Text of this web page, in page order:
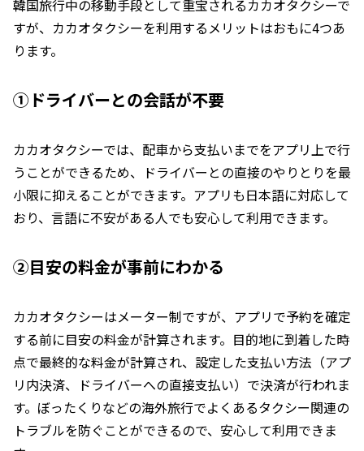
韓国旅行中の移動手段として重宝されるカカオタクシーで
すが、カカオタクシーを利用するメリットはおもに4つあ
ります。
①ドライバーとの会話が不要
カカオタクシーでは、配車から支払いまでをアプリ上で行
うことができるため、ドライバーとの直接のやりとりを最
小限に抑えることができます。アプリも日本語に対応して
おり、言語に不安がある人でも安心して利用できます。
②目安の料金が事前にわかる
カカオタクシーはメーター制ですが、アプリで予約を確定
する前に目安の料金が計算されます。目的地に到着した時
点で最終的な料金が計算され、設定した支払い方法（アプ
リ内決済、ドライバーへの直接支払い）で決済が行われま
す。ぼったくりなどの海外旅行でよくあるタクシー関連の
トラブルを防ぐことができるので、安心して利用できま